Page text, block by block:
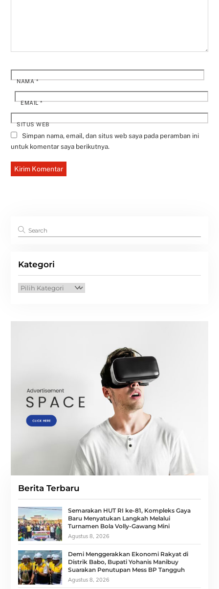
NAMA*
EMAIL*
SITUS WEB
Simpan nama, email, dan situs web saya pada peramban ini
untuk komentar saya berikutnya.
Kategori
Kategori
Berita Terbaru
Semarakan HUT RI ke-81, Kompleks Gaya
Baru Menyatukan Langkah Melalui
Turnamen Bola Volly-Gawang Mini
Agustus 8, 2026
Demi Menggerakkan Ekonomi Rakyat di
Distrik Babo, Bupati Yohanis Manibuy
Suarakan Penutupan Mess BP Tangguh
Agustus 8, 2026